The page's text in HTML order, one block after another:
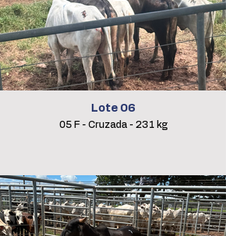
Lote 06
05 F - Cruzada - 231 kg